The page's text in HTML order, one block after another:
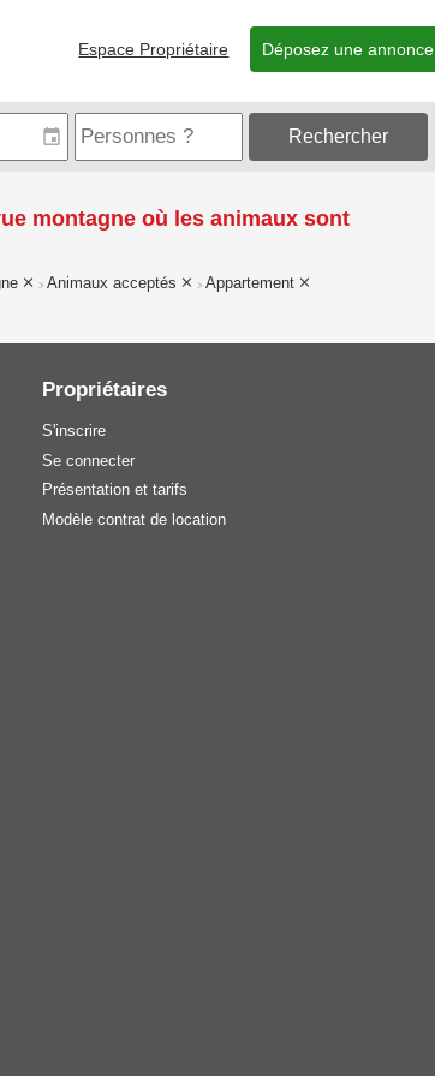
Espace Propriétaire Déposez une annonce
Rechercher
montagne où les animaux sont
> Animaux acceptés > Appartement
Propriétaires
S'inscrire
Se connecter
Présentation et tarifs
Modèle contrat de location